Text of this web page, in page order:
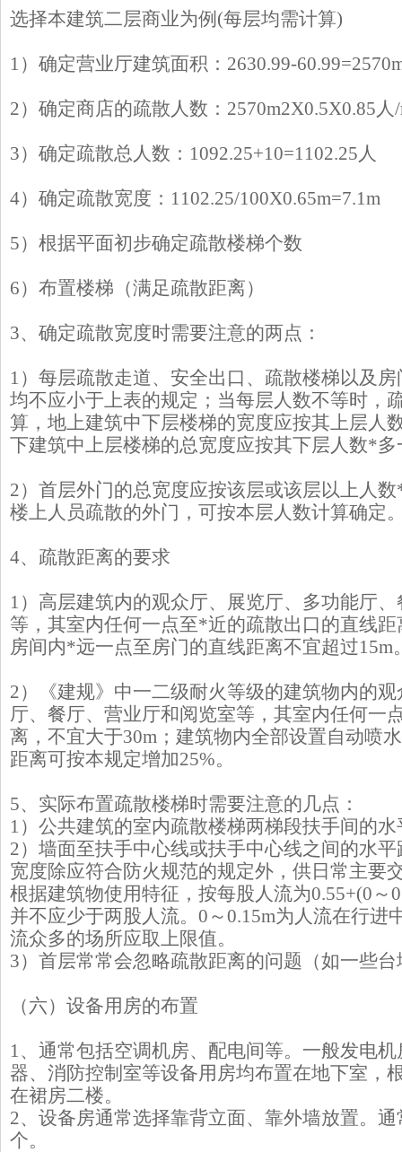
选择本建筑二层商业为例(每层均需计算)
1）确定营业厅建筑面积：2630.99-
2）确定商店的疏散人数：2570m2X0.5X0.85人
3）确定疏散总人数：1092.25+10=1102.25人
4）确定疏散宽度：1102.25/100X0.65m=7.1m
5）根据平面初步确定疏散楼梯个数
6）布置楼梯（满足疏散距离）
3、确定疏散宽度时需要注意的两点：
1）每层疏散走道、安全出口、疏散楼梯以及
均不应小于上表的规定；当每层人数不等时，
算，地上建筑中下层楼梯的宽度应按其上层人
下建筑中上层楼梯的总宽度应按其下层人数*
2）首层外门的总宽度应按该层或该层以上人
楼上人员疏散的外门，可按本层人数计算确定
4、疏散距离的要求
1）高层建筑内的观众厅、展览厅、多功能厅
等，其室内任何一点至*近的疏散出口的直线
房间内*远一点至房门的直线距离不宜超过15m
2）《建规》中一二级耐火等级的建筑物内的
厅、餐厅、营业厅和阅览室等，其室内任何一
离，不宜大于30m；建筑物内全部设置自动喷
距离可按本规定增加25%。
5、实际布置疏散楼梯时需要注意的几点：
1）公共建筑的室内疏散楼梯两梯段扶手间的
2）墙面至扶手中心线或扶手中心线之间的水
宽度除应符合防火规范的规定外，供日常主要
根据建筑物使用特征，按每股人流为0.55+(0～
并不应少于两股人流。0～0.15m为人流在行进
流众多的场所应取上限值。
3）首层常常会忽略疏散距离的问题（如一些
（六）设备用房的布置
1、通常包括空调机房、配电间等。一般发电
器、消防控制室等设备用房均布置在地下室，
在裙房二楼。
2、设备房通常选择靠背立面、靠外墙放置。
个。